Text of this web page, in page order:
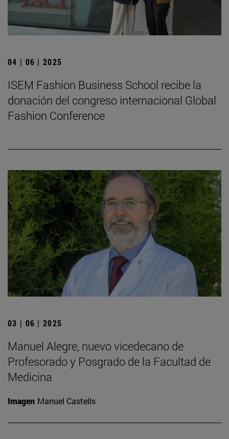
04 | 06 | 2025
ISEM Fashion Business School recibe la
donación del congreso internacional Global
Fashion Conference
03 | 06 | 2025
Manuel Alegre, nuevo vicedecano de
Profesorado y Posgrado de la Facultad de
Medicina
Imagen Manuel Castells